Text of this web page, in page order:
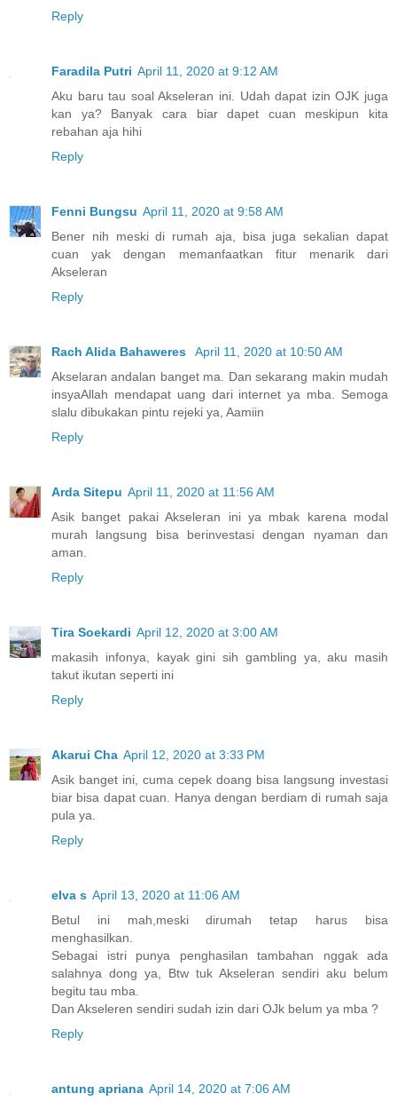
Reply
Faradila Putri April 11, 2020 at 9:12 AM
Aku baru tau soal Akseleran ini. Udah dapat izin OJK juga
kan ya? Banyak cara biar dapet cuan meskipun kita
rebahan aja hihi
Reply
Fenni Bungsu April 11, 2020 at 9:58 AM
Bener nih meski di rumah aja, bisa juga sekalian dapat
cuan yak dengan memanfaatkan fitur menarik dari
Akseleran
Reply
Rach Alida Bahaweres
April 11, 2020 at 10:50 AM
Akselaran andalan banget ma. Dan sekarang makin mudah
insyaAllah mendapat uang dari internet ya mba. Semoga
slalu dibukakan pintu rejeki ya, Aamiin
Reply
Arda Sitepu April 11, 2020 at 11:56 AM
Asik banget pakai Akseleran ini ya mbak karena modal
murah langsung bisa berinvestasi dengan nyaman dan
aman.
Reply
Tira Soekardi April 12, 2020 at 3:00 AM
makasih infonya, kayak gini sih gambling ya, aku masih
takut ikutan seperti ini
Reply
Akarui Cha April 12, 2020 at 3:33 PM
Asik banget ini, cuma cepek doang bisa langsung investasi
biar bisa dapat cuan. Hanya dengan berdiam di rumah saja
pula ya.
Reply
elva s April 13, 2020 at 11:06 AM
Betul ini mah,meski dirumah tetap harus bisa
menghasilkan.
Sebagai istri punya penghasilan tambahan nggak ada
salahnya dong ya, Btw tuk Akseleran sendiri aku belum
begitu tau mba.
Dan Akseleren sendiri sudah izin dari OJk belum ya mba ?
Reply
antung apriana April 14, 2020 at 7:06 AM